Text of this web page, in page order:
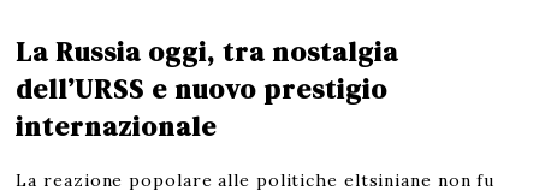
La Russia oggi, tra nostalgia
dell’URSS e nuovo prestigio
internazionale
La reazione popolare alle politiche eltsiniane non fu